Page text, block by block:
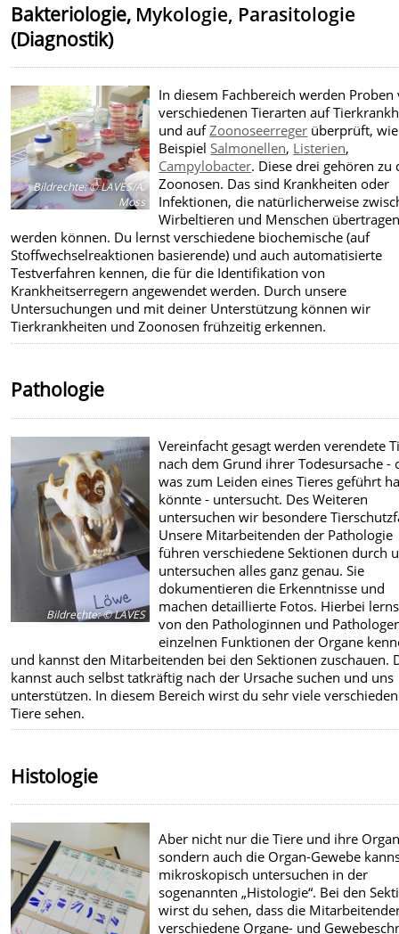
Bakteriologie, Mykologie, Parasitologie
(Diagnostik)
Bildrechte:© LAVES/A.
Moss
In diesem Fachbereich werden Proben
verschiedenen Tierarten auf
und aufZoonoseerreger überprüft,
BeispielSalmonellen, Listerien,
Campylobacter. Diese drei gehören zu
Zoonosen. Das sind Krankheiten oder
Infektionen, die natürlicherweise
Wirbeltieren und Menschen
werden können. Du lernst verschiedene biochemische (auf
Stoffwechselreaktionen basierende) und auch automatisierte
Testverfahren kennen, die für die Identifikation von
Krankheitserregern angewendet werden. Durch unsere
Untersuchungen und mit deiner Unterstützung können wir
Tierkrankheiten und Zoonosen frühzeitig erkennen.
Pathologie
Bildrechte:© LAVES
Vereinfacht gesagt werden verendete
nach dem Grund ihrer Todesursache -
was zum Leiden eines Tieres geführt
könnte - untersucht. Des Weiteren
untersuchen wir besondere
Unsere Mitarbeitenden der Pathologie
führen verschiedene Sektionen durch
untersuchen alles ganz genau. Sie
dokumentieren die Erkenntnisse und
machen detaillierte Fotos. Hierbei
von den Pathologinnen und
einzelnen Funktionen der Organe
und kannst den Mitarbeitenden bei den Sektionen zuschauen.
kannst auch selbst tatkräftig nach der Ursache suchen und uns
unterstützen. In diesem Bereich wirst du sehr viele
Tiere sehen.
Histologie
Aber nicht nur die Tiere und ihre
sondern auch die Organ-Gewebe
mikroskopisch untersuchen in der
sogenannten „Histologie“. Bei den
wirst du sehen, dass die
verschiedene Organe- und